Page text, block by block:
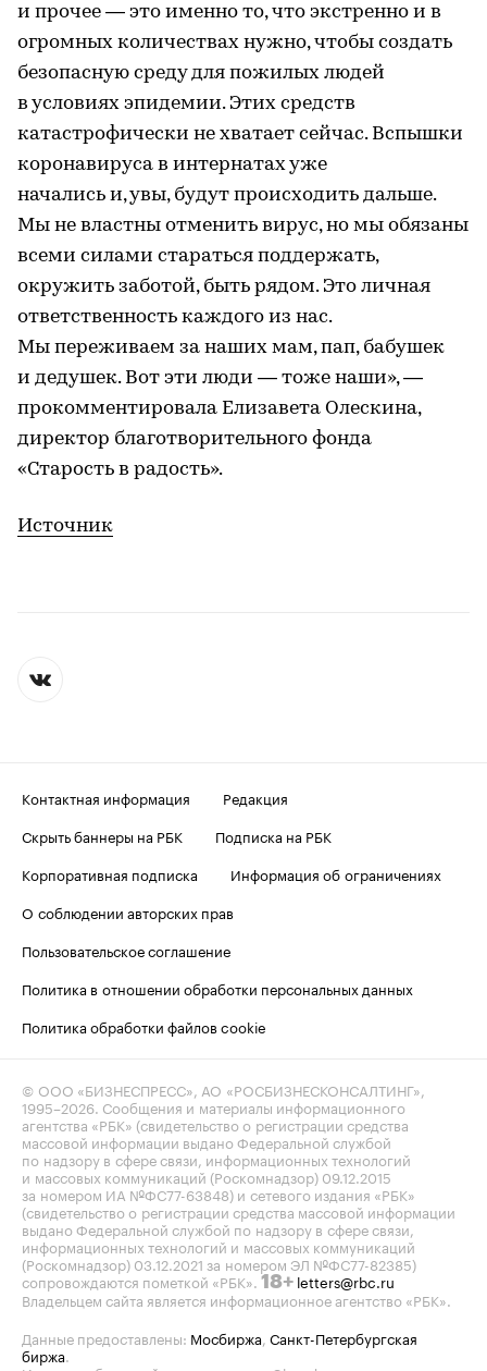
и прочее — это именно то, что экстренно и в
огромных количествах нужно, чтобы создать
безопасную среду для пожилых людей
в условиях эпидемии. Этих средств
катастрофически не хватает сейчас. Вспышки
коронавируса в интернатах уже
начались и, увы, будут происходить дальше.
Мы не властны отменить вирус, но мы обязаны
всеми силами стараться поддержать,
окружить заботой, быть рядом. Это личная
ответственность каждого из нас.
Мы переживаем за наших мам, пап, бабушек
и дедушек. Вот эти люди — тоже наши», —
прокомментировала Елизавета Олескина,
директор благотворительного фонда
«Старость в радость».
Источник
Контактная информация
Редакция
Скрыть баннеры на РБК
Подписка на РБК
Корпоративная подписка
Информация об ограничениях
О соблюдении авторских прав
Пользовательское соглашение
Политика в отношении обработки персональных данных
Политика обработки файлов cookie
© ООО «БИЗНЕСПРЕСС», АО «РОСБИЗНЕСКОНСАЛТИНГ»,
1995–2026 . Сообщения и материалы информационного
агентства «РБК» (свидетельство о регистрации средства
массовой информации выдано Федеральной службой
по надзору в сфере связи, информационных технологий
и массовых коммуникаций (Роскомнадзор) 09.12.2015
за номером ИА №ФС77-63848) и сетевого издания «РБК»
(свидетельство о регистрации средства массовой информации
выдано Федеральной службой по надзору в сфере связи,
информационных технологий и массовых коммуникаций
(Роскомнадзор) 03.12.2021 за номером ЭЛ №ФС77-82385)
сопровождаются пометкой «РБК». 18+ letters@rbc.ru
Владельцем сайта является информационное агентство «РБК».
Данные предоставлены: Мосбиржа Санкт-Петербургская
биржа